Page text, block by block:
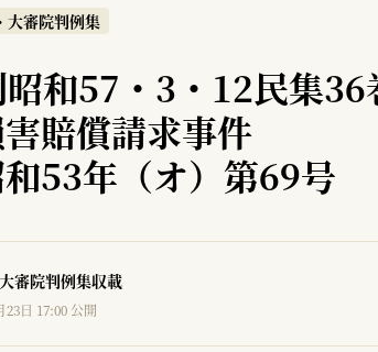
大審院判例集
和57・3・12民集
賠償請求事件
53年（オ）第69号
審院判例集収載
23日 17:00 公開